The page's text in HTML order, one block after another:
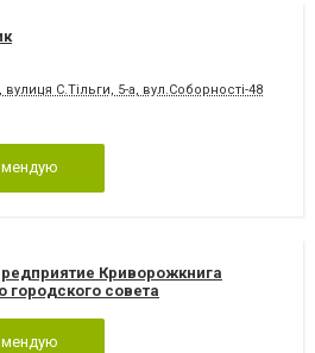
вулиця С.Тільги, 5-а, вул.Соборності-48
Криворожкнига
городского совета